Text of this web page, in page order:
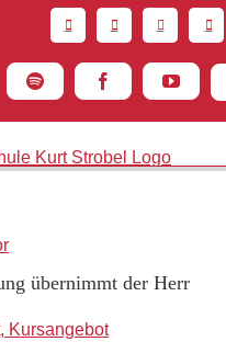
Spotify FacebookYouTube
übernimmt der Herr